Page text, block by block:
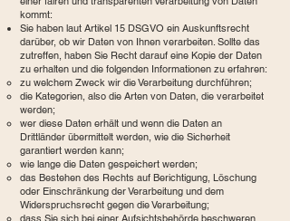
kommt:
Sie haben laut Artikel 15 DSGVO ein Auskunftsrecht
darüber, ob wir Daten von Ihnen verarbeiten. Sollte das
zutreffen, haben Sie Recht darauf eine Kopie der Daten
zu erhalten und die folgenden Informationen zu erfahren:
zu welchem Zweck wir die Verarbeitung durchführen;
die Kategorien, also die Arten von Daten, die verarbeitet
werden;
wer diese Daten erhält und wenn die Daten an
Drittländer übermittelt werden, wie die Sicherheit
garantiert werden kann;
wie lange die Daten gespeichert werden;
das Bestehen des Rechts auf Berichtigung, Löschung
oder Einschränkung der Verarbeitung und dem
Widerspruchsrecht gegen die Verarbeitung;
dass Sie sich bei einer Aufsichtsbehörde beschweren